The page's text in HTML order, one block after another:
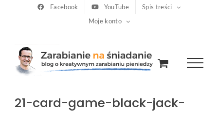
Facebook YouTube
Spis treści
Moje konto
21-card-game-black-jack-